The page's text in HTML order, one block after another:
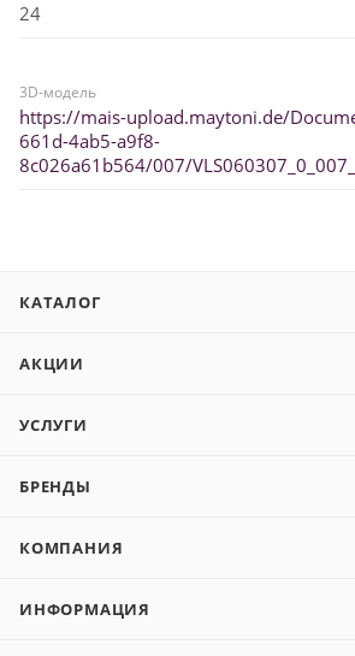
24
3D-модель
https://mais-upload.maytoni.de/
661d-4ab5-a9f8-
8c026a61b564/007/
КАТАЛОГ
АКЦИИ
УСЛУГИ
БРЕНДЫ
КОМПАНИЯ
ИНФОРМАЦИЯ